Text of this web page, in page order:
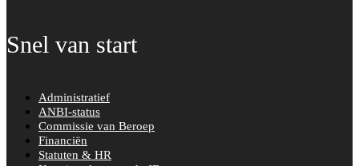
Snel van start
Administratief
ANBI-status
Commissie van Beroep
Financiën
Statuten & HR